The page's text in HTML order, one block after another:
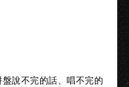
說不完的話、唱不完的